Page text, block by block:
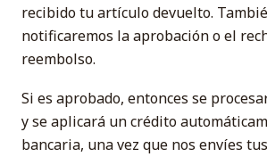
recibido tu artículo devuelto.
notificaremos la aprobación o el
reembolso.
Si es aprobado, entonces se
y se aplicará un crédito
bancaria, una vez que nos envíes